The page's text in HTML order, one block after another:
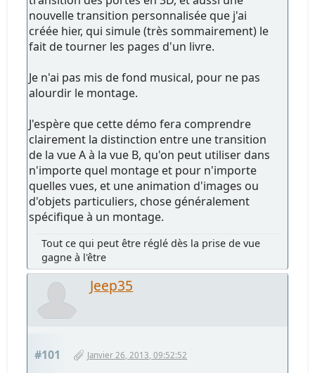
nouvelle transition personnalisée que j'ai
créée hier, qui simule (très sommairement) le
fait de tourner les pages d'un livre.
Je n'ai pas mis de fond musical, pour ne pas
alourdir le montage.
J'espère que cette démo fera comprendre
clairement la distinction entre une transition
de la vue A à la vue B, qu'on peut utiliser dans
n'importe quel montage et pour n'importe
quelles vues, et une animation d'images ou
d'objets particuliers, chose généralement
spécifique à un montage.
Tout ce qui peut être réglé dès la prise de vue
gagne à l'être
Jeep35
#101 Janvier 26, 2013, 09:52:52